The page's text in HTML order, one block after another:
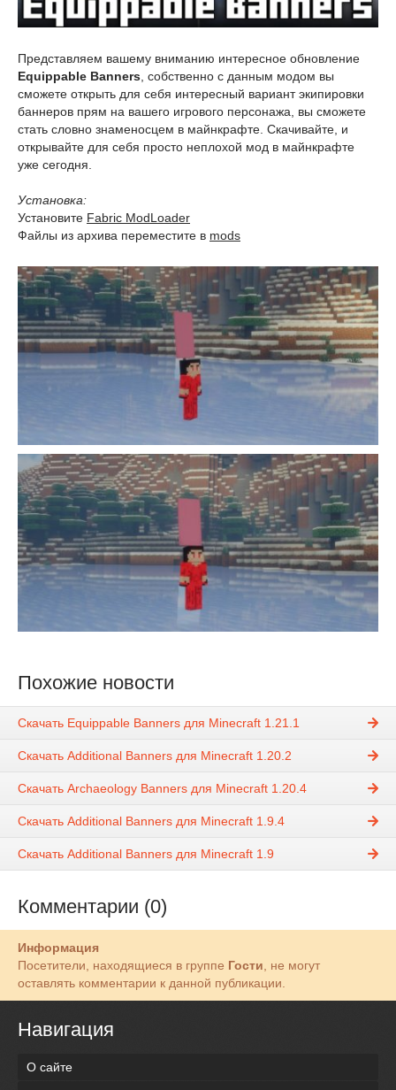
Представляем вашему вниманию интересное обновление
Equippable Banners, собственно с данным модом вы
сможете открыть для себя интересный вариант экипировки
баннеров прям на вашего игрового персонажа, вы сможете
стать словно знаменосцем в майнкрафте. Скачивайте, и
открывайте для себя просто неплохой мод в майнкрафте
уже сегодня.
Установка:
Установите Fabric ModLoader
Файлы из архива переместите в mods
Похожие новости
Скачать Equippable Banners для Minecraft 1.21.1
Скачать Additional Banners для Minecraft 1.20.2
Скачать Archaeology Banners для Minecraft 1.20.4
Скачать Additional Banners для Minecraft 1.9.4
Скачать Additional Banners для Minecraft 1.9
Комментарии (0)
Информация
Посетители, находящиеся в группе Гости, не могут
оставлять комментарии к данной публикации.
Навигация
О сайте